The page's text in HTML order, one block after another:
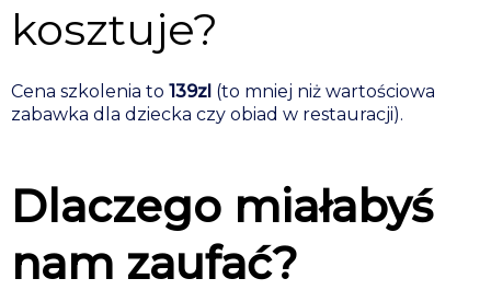
kosztuje?
Cena szkolenia to 139zl (to mniej niż wartościowa
zabawka dla dziecka czy obiad w restauracji).
Dlaczego miałabyś
nam zaufać?